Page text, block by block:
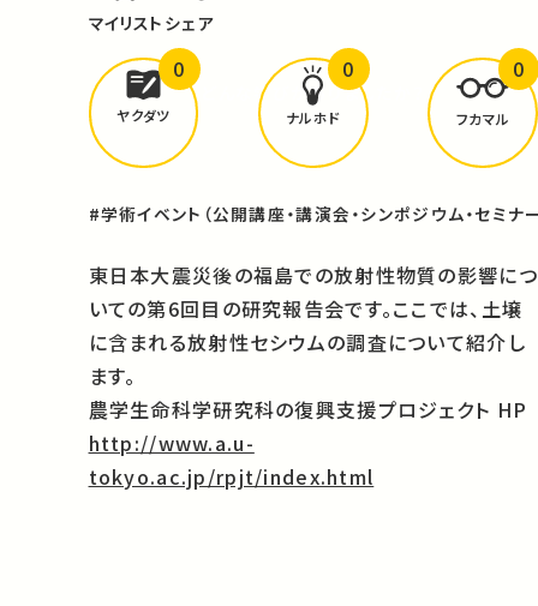
マイリスト シェア
どんな学びがありましたか？
ヤクダツ
0
ナルホド
0
フカマル
0
#学術イベント（公開講座・講演会・シンポジウム・セミナ
東日本大震災後の福島での放射性物質の影響につ
いての第6回目の研究報告会です。ここでは、土壌
に含まれる放射性セシウムの調査について紹介し
ます。
農学生命科学研究科の復興支援プロジェクト HP
http://www.a.u-
tokyo.ac.jp/rpjt/index.html